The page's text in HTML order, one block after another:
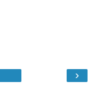
›